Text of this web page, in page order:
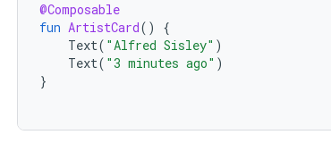
@Composable
fun ArtistCard()
{
Text( "Alfred Sisley" )
Text( "3 minutes ago" )
}